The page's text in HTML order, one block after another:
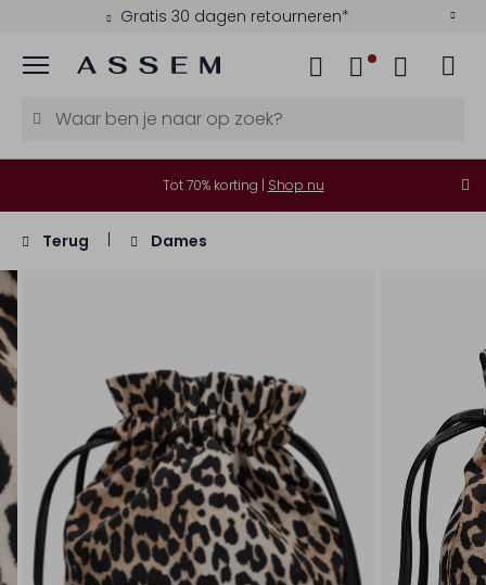
Gratis 30 dagen retourneren*
Menu
Tot 70% korting | Shop nu
Terug Dames